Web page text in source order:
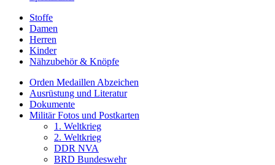
Stoffe
Damen
Herren
Kinder
Nähzubehör & Knöpfe
Orden Medaillen Abzeichen
Ausrüstung und Literatur
Dokumente
Militär Fotos und Postkarten
1. Weltkrieg
2. Weltkrieg
DDR NVA
BRD Bundeswehr